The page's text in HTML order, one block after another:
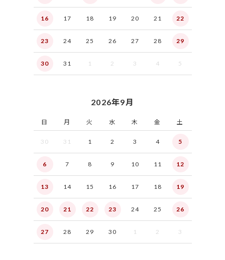
16 17 18 19 20 21 22
23 24 25 26 27 28 29
30 31 1 2 3 4 5
2026年9月
日 月 火 水 木 金 土
30 31 1 2 3 4 5
6 7 8 9 10 11 12
13 14 15 16 17 18 19
20 21 22 23 24 25 26
27 28 29 30 1 2 3